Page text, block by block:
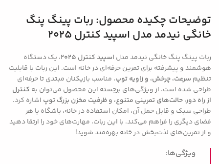
توضیحات چکیده محصول: ربات پینگ پنگ
خانگی نیدمد مدل اسپید کنترل 2025
ربات پینگ پنگ خانگی نیدمد مدل اسپید کنترل 2025
، یک دستگاه
هوشمند و پیشرفته برای تمرین حرفه‌ای در خانه است. این ربات با قابلیت
تنظیم سرعت، چرخش، و زاویه توپ، مناسب بازیکنان مبتدی تا حرفه‌ای
طراحی شده است. از ویژگی‌های برجسته این محصول می‌توان به کنترل
از راه دور، حالت‌های تمرینی متنوع، و ظرفیت مخزن بزرگ توپ اشاره کرد.
طراحی سبک و قابل حمل آن، امکان استفاده در خانه، باشگاه یا هر
فضای دیگری را فراهم می‌کند. با این ربات، مهارت‌های خود را ارتقا دهید
و از تمرین‌های لذت‌بخش در خانه بهره‌مند شوید!
ویژگی‌ها: